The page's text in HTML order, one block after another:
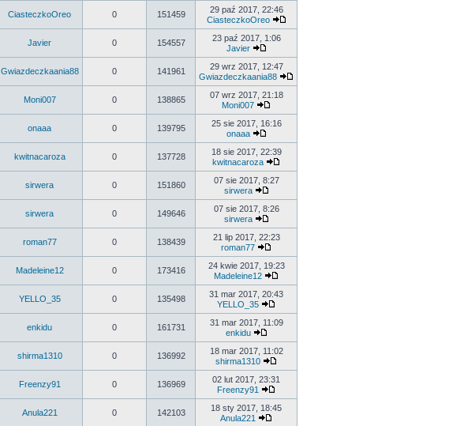
CiasteczkoOreo 0 151459
29 paź 2017, 22:46
CiasteczkoOreo
Javier 0 154557
23 paź 2017, 1:06
Javier
Gwiazdeczkaania88 0 141961
29 wrz 2017, 12:47
Gwiazdeczkaania88
Moni007 0 138865
07 wrz 2017, 21:18
Moni007
onaaa 0 139795
25 sie 2017, 16:16
onaaa
kwitnacaroza 0 137728
18 sie 2017, 22:39
kwitnacaroza
sirwera 0 151860
07 sie 2017, 8:27
sirwera
sirwera 0 149646
07 sie 2017, 8:26
sirwera
roman77 0 138439
21 lip 2017, 22:23
roman77
Madeleine12 0 173416
24 kwie 2017, 19:23
Madeleine12
YELLO_35 0 135498
31 mar 2017, 20:43
YELLO_35
enkidu 0 161731
31 mar 2017, 11:09
enkidu
shirma1310 0 136992
18 mar 2017, 11:02
shirma1310
Freenzy91 0 136969
02 lut 2017, 23:31
Freenzy91
Anula221 0 142103
18 sty 2017, 18:45
Anula221